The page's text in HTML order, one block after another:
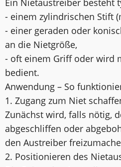
Ein Nietaustreiber besteht
- einem zylindrischen Stift
- einer geraden oder
an die Nietgröße,
- oft einem Griff oder wird
bedient.
Anwendung – So
1. Zugang zum Niet
Zunächst wird, falls nötig,
abgeschliffen oder
den Austreiber
2. Positionieren des